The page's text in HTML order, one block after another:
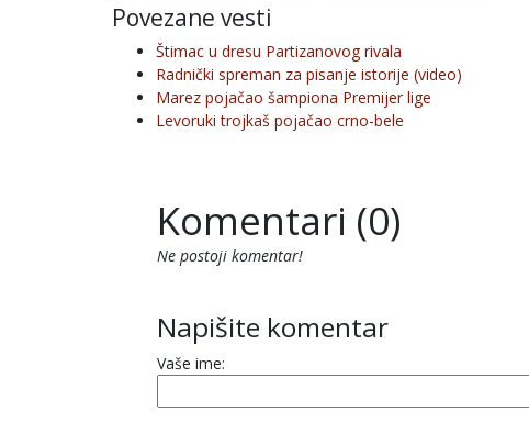
Povezane vesti
Štimac u dresu Partizanovog rivala
Radnički spreman za pisanje istorije (video)
Marez pojačao šampiona Premijer lige
Levoruki trojkaš pojačao crno-bele
Komentari (0)
Ne postoji komentar!
Napišite komentar
Vaše ime: